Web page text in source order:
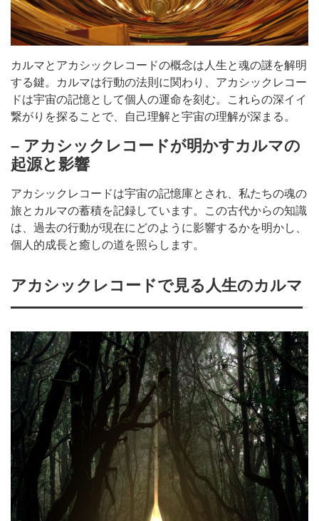
カルマとアカシックレコードの概念は人生と魂の謎を解明
する鍵。カルマは行動の法則に関わり、アカシックレコー
ドは宇宙の記憶として個人の運命を刻む。これらの深イイ
繋がりを探ることで、自己理解と宇宙の理解が深まる。
– アカシックレコードが明かすカルマの
起源と影響
アカシックレコードは宇宙の記憶庫とされ、私たちの魂の
旅とカルマの蓄積を記録しています。この古代からの知識
は、過去の行動が現在にどのように影響するかを明かし、
個人的成長と癒しの道を照らします。
アカシックレコードで見る人生のカルマ